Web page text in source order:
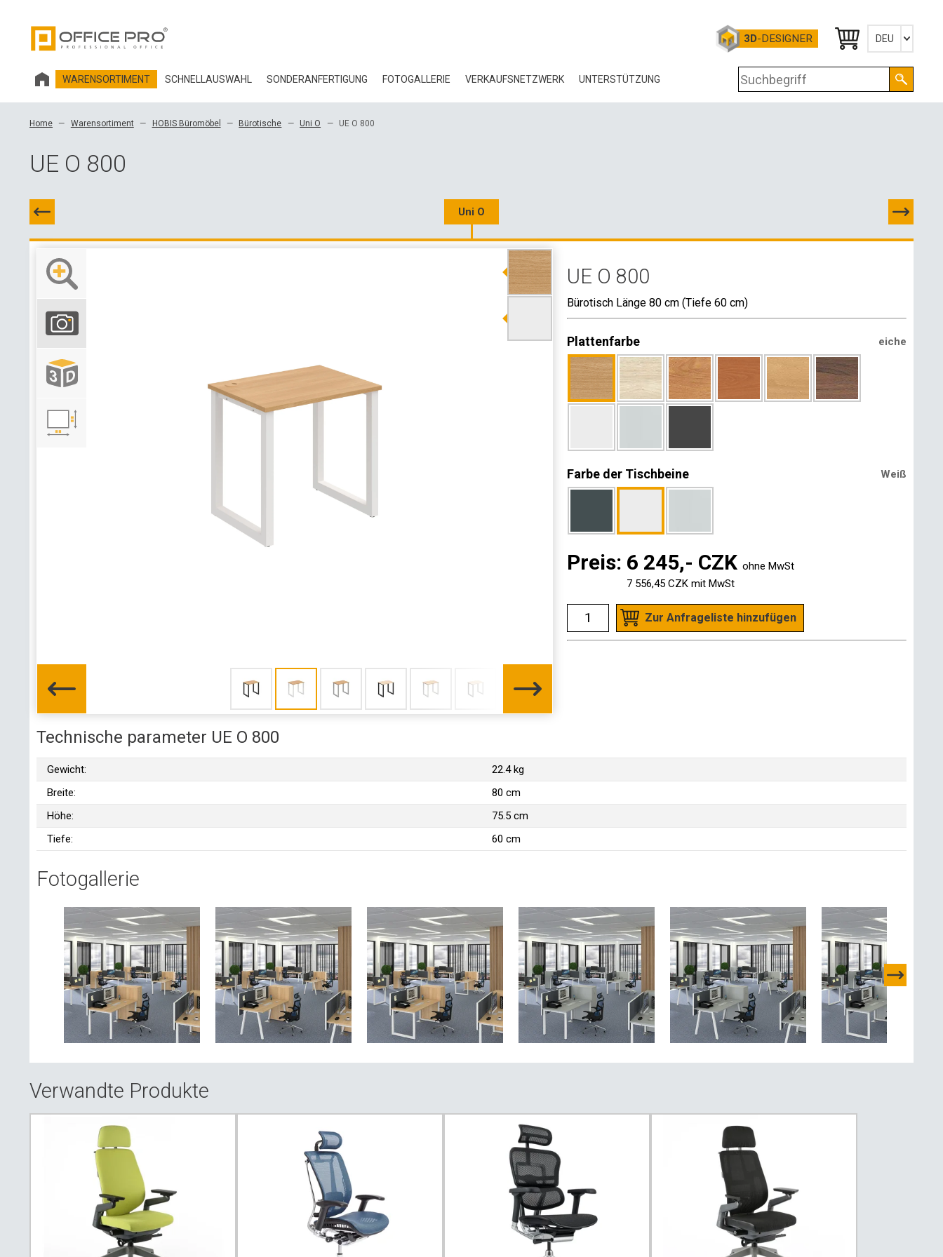
3D-DESIGNER DEU
English
WARENSORTIMENT SCHNELLAUSWAHL SONDERANFERTIGUNG FOTOGALLERIE VERKAUFSNETZWERK UNTERSTÜTZUNG
BLOG
3D-DATEN
GROSSHANDELSKONTAKTE
Home Warensortiment HOBIS Büromöbel Bürotische Uni O UE O 800
UE O 800
Uni O
UE O 800
Bürotisch Länge 80 cm (Tiefe 60 cm)
Plattenfarbe eiche
Farbe der Tischbeine Weiß
Preis: 6 245,- CZK ohne MwSt
7 556,45 CZK mit MwSt
Zur Anfrageliste hinzufügen
Technische parameter UE O 800
Gewicht:
22.4 kg
Breite:
80 cm
Höhe:
75.5 cm
Tiefe:
60 cm
Fotogallerie
Verwandte Produkte